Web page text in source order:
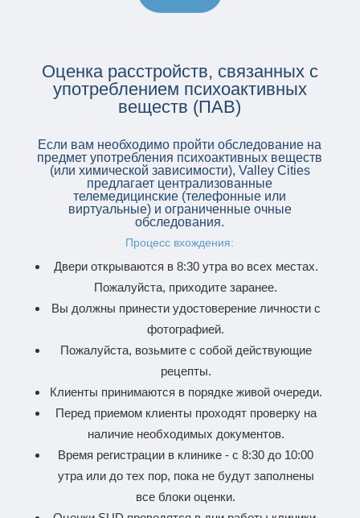
Оценка расстройств, связанных с
употреблением психоактивных
веществ (ПАВ)
Если вам необходимо пройти обследование на
предмет употребления психоактивных веществ
(или химической зависимости), Valley Cities
предлагает централизованные
телемедицинские (телефонные или
виртуальные) и ограниченные очные
обследования.
Процесс вхождения:
Двери открываются в 8:30 утра во всех местах.
Пожалуйста, приходите заранее.
Вы должны принести удостоверение личности с
фотографией.
Пожалуйста, возьмите с собой действующие
рецепты.
Клиенты принимаются в порядке живой очереди.
Перед приемом клиенты проходят проверку на
наличие необходимых документов.
Время регистрации в клинике - с 8:30 до 10:00
утра или до тех пор, пока не будут заполнены
все блоки оценки.